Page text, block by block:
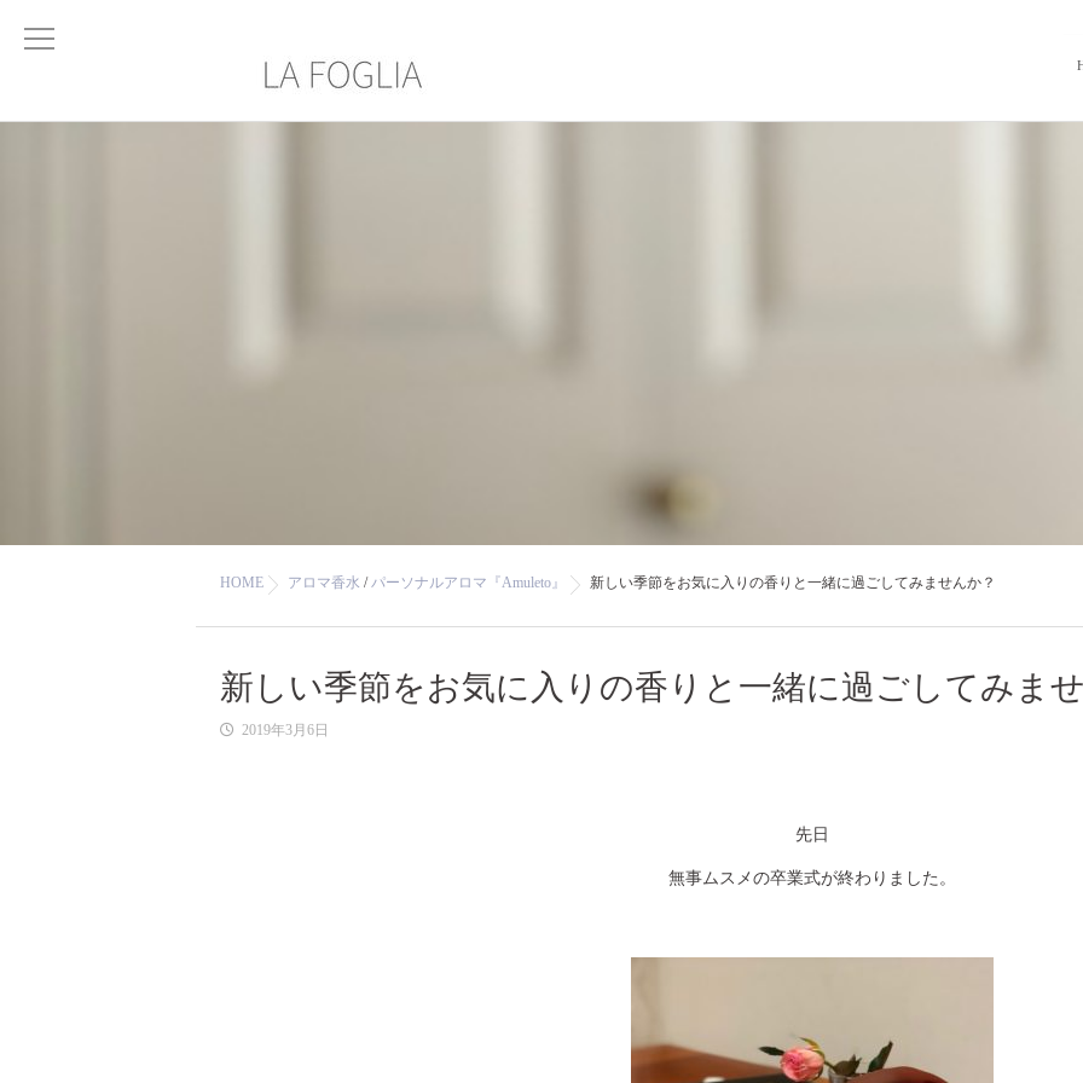
HOME アロマ香水 /パーソナルアロマ『Amuleto』 新しい季節をお気に入りの香りと一緒に過ごしてみませんか？
新しい季節をお気に入りの香りと一緒に過ごしてみま
2019年3月6日
先日
無事ムスメの卒業式が終わりました。